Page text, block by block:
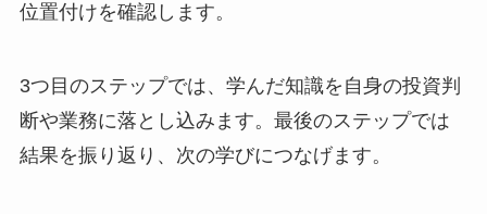
位置付けを確認します。
3つ目のステップでは、学んだ知識を自身の投資判
断や業務に落とし込みます。最後のステップでは
結果を振り返り、次の学びにつなげます。